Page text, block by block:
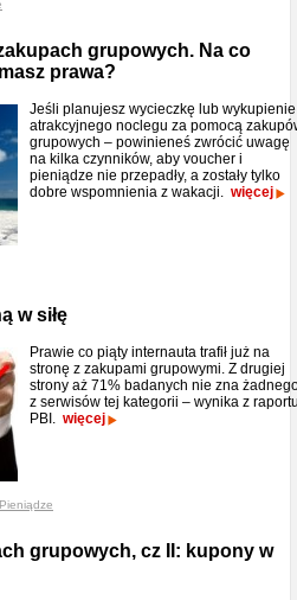
grupowych. Na co
prawa?
Jeśli planujesz wycieczkę lub wykupienie
atrakcyjnego noclegu za pomocą
grupowych – powinieneś zwrócić uwagę
na kilka czynników, aby voucher i
pieniądze nie przepadły, a zostały tylko
dobre wspomnienia z wakacji. więcej
w siłę
Prawie co piąty internauta trafił już na
stronę z zakupami grupowymi. Z drugiej
strony aż 71% badanych nie zna
z serwisów tej kategorii – wynika z
PBI. więcej
Pieniądze
grupowych, cz II: kupony w